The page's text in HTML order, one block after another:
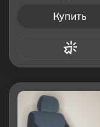
Купить